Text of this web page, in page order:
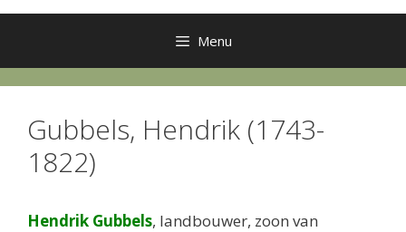
Menu
Gubbels, Hendrik (1743-
1822)
Hendrik Gubbels, landbouwer, zoon van